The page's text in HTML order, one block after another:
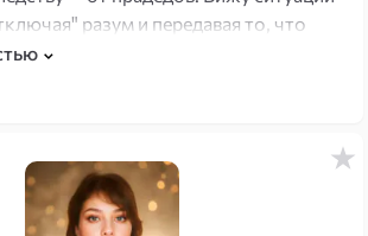
разум и передавая то, что
Помогаю в отношениях, семье,